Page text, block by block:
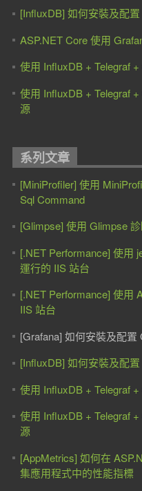
[InfluxDB] 如何安裝及配
ASP.NET Core 使用
使用 InfluxDB ‎+ Telegraf
使用 InfluxDB ‎+ Telegraf
源
系列文章
[MiniProfiler] 使用
Sql Command
[Glimpse] 使用 Glimpse
[.NET Performance] 使用
運行的 IIS 站台
[.NET Performance] 使用
IIS 站台
[Grafana] 如何安裝及配置
[InfluxDB] 如何安裝及配
使用 InfluxDB ‎+ Telegraf
使用 InfluxDB ‎+ Telegraf
源
[AppMetrics] 如何在
集應用程式中的性能指標